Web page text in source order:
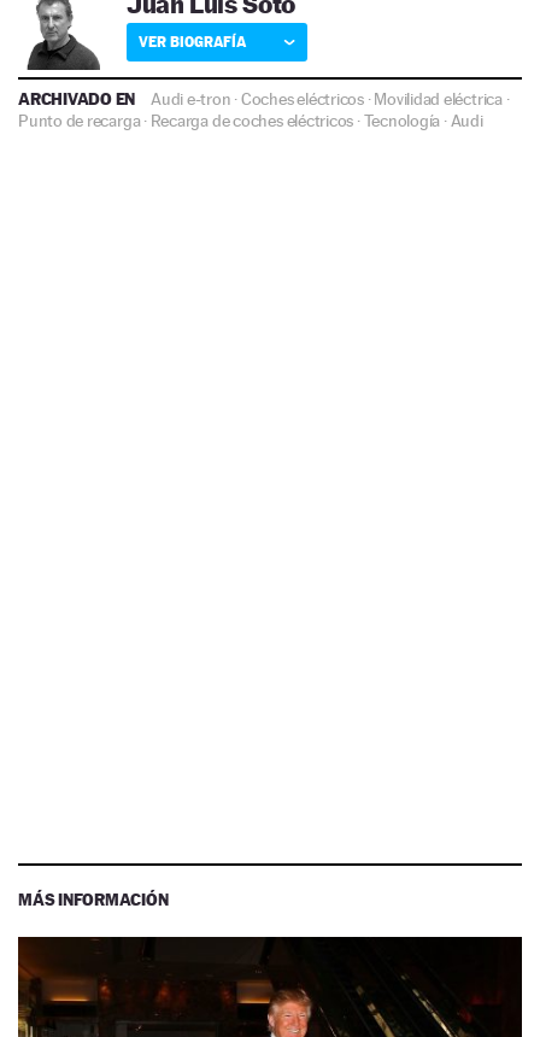
VER BIOGRAFÍA
ARCHIVADO EN Audi e-tron ·Coches eléctricos·Movilidad eléctrica·
Punto de recarga· Recarga de coches eléctricos ·Tecnología ·Audi
MÁS INFORMACIÓN